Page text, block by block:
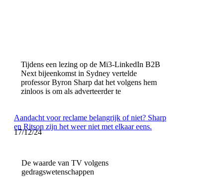
Tijdens een lezing op de Mi3-LinkedIn B2B
Next bijeenkomst in Sydney vertelde
professor Byron Sharp dat het volgens hem
zinloos is om als adverteerder te
Aandacht voor reclame belangrijk of niet? Sharp
en Ritson zijn het weer niet met elkaar eens.
17/12/24
De waarde van TV volgens
gedragswetenschappen